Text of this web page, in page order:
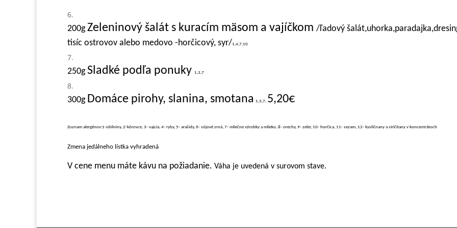
200gZeleninový šalát s kuracím mäsom a vajíčkom /ľadový
tisíc ostrovov alebo medovo -horčicový, syr/1,4,7,10
250g Sladké podľa ponuky 1,3,7
300g Domáce pirohy, slanina, smotana 1,3,7, 5,20€
Zoznam alergénov:1-obilniny, 2-kôrovce, 3- vajcia, 4- ryby, 5- arašidy, 6- sójové zrná, 7- mliečne výrobky a mlieko, 8- orechy, 9- zeler, 10- horčica, 11- sezam, 12- kysličnany a siričitany v koncentrátoch
Zmena jedálneho lístka vyhradená
V cene menu máte kávu na požiadanie. Váha je uvedená v surovom stave.